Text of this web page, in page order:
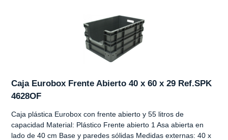
Caja Eurobox Frente Abierto 40 x 60 x 29 Ref.SPK
4628OF
Caja plástica Eurobox con frente abierto y 55 litros de
capacidad Material: Plástico Frente abierto 1 Asa abierta en
lado de 40 cm Base y paredes sólidas Medidas externas: 40 x